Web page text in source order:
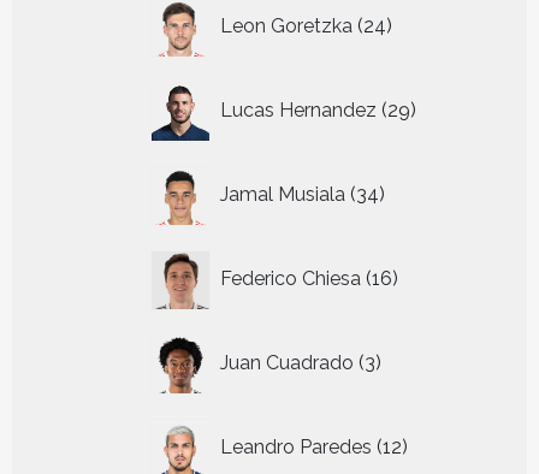
Leon Goretzka 24
producten
Lucas Hernandez 29
producten
Jamal Musiala 34
producten
Federico Chiesa 16
producten
Juan Cuadrado 3
producten
Leandro Paredes 12
producten